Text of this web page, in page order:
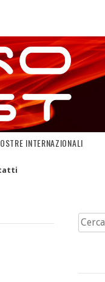
INTERNAZIONALI
Ricerca
per: